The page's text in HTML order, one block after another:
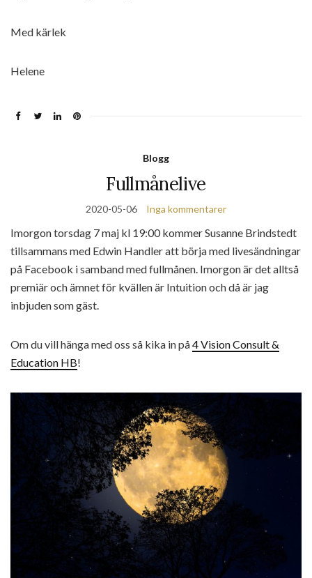
Med kärlek
Helene
Blogg
Fullmånelive
2020-05-06 Inga kommentarer
Imorgon torsdag 7 maj kl 19:00 kommer Susanne Brindstedt
tillsammans med Edwin Handler att börja med livesändningar
på Facebook i samband med fullmånen. Imorgon är det alltså
premiär och ämnet för kvällen är Intuition och då är jag
inbjuden som gäst.
Om du vill hänga med oss så kika in på4 Vision Consult &
Education HB!